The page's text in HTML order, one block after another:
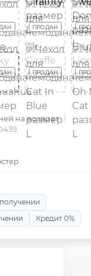
на возврат
Кредит 0%